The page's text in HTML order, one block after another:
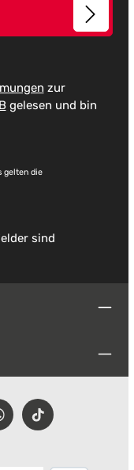
zur
gelesen und bin
gelten die
sind